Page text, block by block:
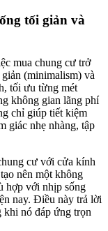
tối giản và
mua chung cư trở
(minimalism) và
tối ưu từng mét
không gian lãng phí
chỉ giúp tiết kiệm
giác nhẹ nhàng, tập
cư với cửa kính
nên một không
hợp với nhịp sống
nay. Điều này trả lời
khi nó đáp ứng trọn